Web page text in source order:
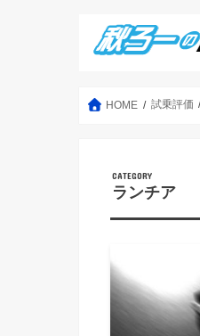
HOME 試乗評価
ランチア